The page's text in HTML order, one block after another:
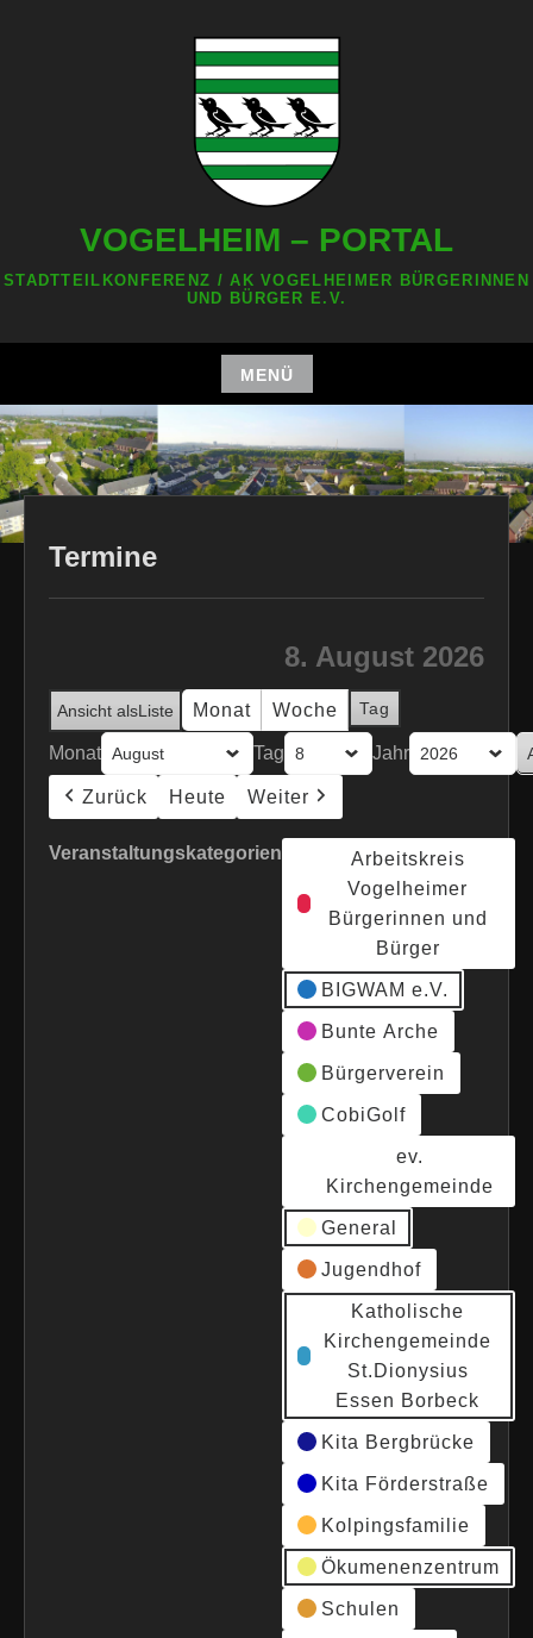
VOGELHEIM – PORTAL
STADTTEILKONFERENZ / AK VOGELHEIMER BÜRGERINNEN
UND BÜRGER E.V.
MENÜ
Zum
Inhalt
springen
Termine
8. August 2026
Ansicht alsListe Monat Woche Tag
Monat Tag Jahr
Zurück Heute Weiter
Veranstaltungskategorien
Arbeitskreis
Vogelheimer
Bürgerinnen und
Bürger
BIGWAM e.V.
Bunte Arche
Bürgerverein
CobiGolf
ev.
Kirchengemeinde
General
Jugendhof
Katholische
Kirchengemeinde
St.Dionysius
Essen Borbeck
Kita Bergbrücke
Kita Förderstraße
Kolpingsfamilie
Ökumenenzentrum
Schulen